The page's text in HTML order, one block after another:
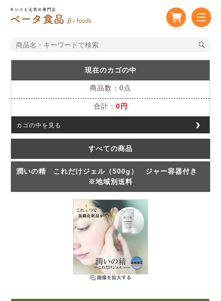
現在のカゴの中
商品数：0点
合計： 0円
カゴの中を見る
すべての商品
潤いの精 これだけジェル（500g） ジャー容器付き
※地域別送料